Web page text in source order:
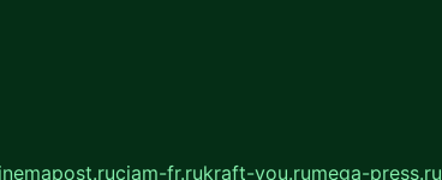
ciam-fr.rukraft-you.rumega-press.ru